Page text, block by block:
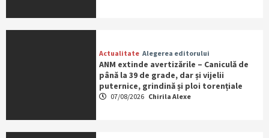
Actualitate Alegerea editorului
ANM extinde avertizările – Caniculă de
până la 39 de grade, dar și vijelii
puternice, grindină și ploi torențiale
07/08/2026 Chirila Alexe